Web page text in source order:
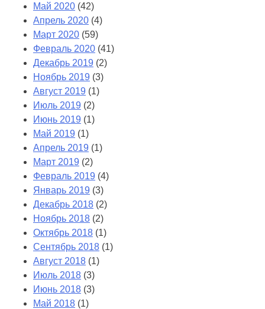
Май 2020 (42)
Апрель 2020 (4)
Март 2020 (59)
Февраль 2020 (41)
Декабрь 2019 (2)
Ноябрь 2019 (3)
Август 2019 (1)
Июль 2019 (2)
Июнь 2019 (1)
Май 2019 (1)
Апрель 2019 (1)
Март 2019 (2)
Февраль 2019 (4)
Январь 2019 (3)
Декабрь 2018 (2)
Ноябрь 2018 (2)
Октябрь 2018 (1)
Сентябрь 2018 (1)
Август 2018 (1)
Июль 2018 (3)
Июнь 2018 (3)
Май 2018 (1)